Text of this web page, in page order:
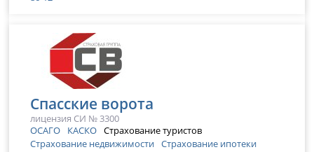
Спасские ворота
лицензия СИ № 3300
ОСАГО
КАСКО Страхование туристов
Страхование недвижимости Страхование ипотеки